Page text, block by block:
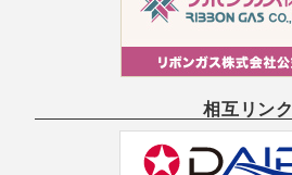
相互リンク